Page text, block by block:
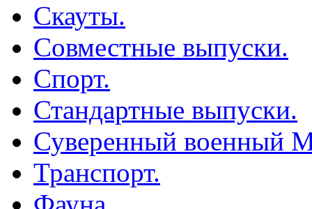
Скауты.
Совместные выпуски.
Спорт.
Стандартные выпуски.
Суверенный военный
Транспорт.